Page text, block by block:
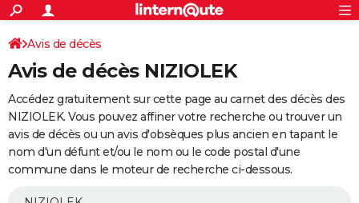
ACTUALITÉS
Politique
Société
Faits Divers
Education
Monde
Villes
+
SPORT
Coupe du monde 2026
Football
Tennis
Cyclisme
Rugby
Forum
Programme TV
TNT
Streaming
Cinéma
Sorties cinéma
Musique
+
FINANCE
Retraite
Epargne
Immobilier
Risques naturels par ville
Banque
Assurance
AUTO
Essais
Réserver un essai
Citadines
Berlines
SUV
Forum auto
+
Avis de décès
Avis de décès NIZIOLEK
Accédez gratuitement sur cette page au carnet des décès des
NIZIOLEK. Vous pouvez affiner votre recherche ou trouver un
avis de décès ou un avis d'obsèques plus ancien en tapant le
nom d'un défunt et/ou le nom ou le code postal d'une
commune dans le moteur de recherche ci-dessous.